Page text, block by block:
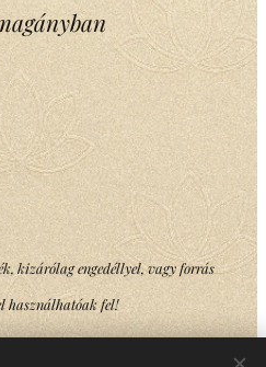
kizárólag engedéllyel, vagy forrás
használhatóak fel!